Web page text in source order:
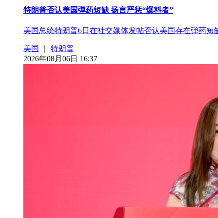
特朗普否认美国弹药短缺 扬言严惩“爆料者”
美国总统特朗普6日在社交媒体发帖否认美国存在弹药短
美国
特朗普
2026年08月06日 16:37